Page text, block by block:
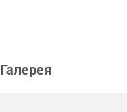
Галерея